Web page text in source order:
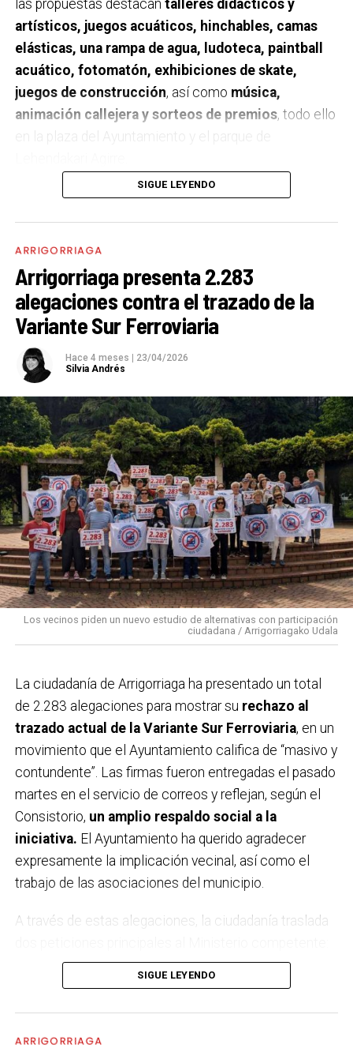
las propuestas destacan talleres didácticos y
artísticos, juegos acuáticos, hinchables, camas
elásticas, una rampa de agua, ludoteca, paintball
acuático, fotomatón, exhibiciones de skate,
juegos de construcción, así como música,
animación callejera y sorteos de premios, todo ello
en la plaza del Ayuntamiento y el parque de
El programa se desarrollaráentre las 10:30 y las
19:00 horascon la colaboración del Ayuntamiento de
Tratamiento de Agua Potable (ETAP), una de las
infraestructuras clave gestionadas por el Consorcio,
donde los asistentes podrán conocer su
funcionamiento.
sobre el uso responsable del agua, un recurso
esencial para la sostenibilidad y el equilibrio de los
ecosistemas acuáticos, fomentando hábitos de
consumo más responsables, especialmente entre los
más jóvenes. La organización recomienda el uso del
transporte público, especialmente Bizkaibus y Renfe
Cercanías, ya que la fiesta se desarrollará en el centro
urbano del municipio.
SIGUE LEYENDO
ARRIGORRIAGA
Arrigorriaga presenta 2.283
alegaciones contra el trazado de la
Variante Sur Ferroviaria
Hace 4 meses | 23/04/2026
Silvia Andrés
Los vecinos piden un nuevo estudio de alternativas con participación
ciudadana / Arrigorriagako Udala
La ciudadanía de Arrigorriaga ha presentado un total
de 2.283 alegaciones para mostrar su rechazo al
trazado actual de la Variante Sur Ferroviaria, en un
movimiento que el Ayuntamiento califica de “masivo y
contundente”. Las firmas fueron entregadas el pasado
martes en el servicio de correos y reflejan, según el
Consistorio, un amplio respaldo social a la
iniciativa. El Ayuntamiento ha querido agradecer
expresamente la implicación vecinal, así como el
trabajo de las asociaciones del municipio.
A través de estas alegaciones, la ciudadanía traslada
por un lado,que no se apruebe definitivamente el
estudio informativoni se licite el proyecto en su
forma actual; y por otro, que se impulseun nuevo
SIGUE LEYENDO
ARRIGORRIAGA